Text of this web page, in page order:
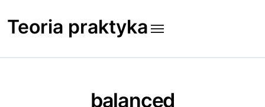
to
content
Teoria praktyka
balanced